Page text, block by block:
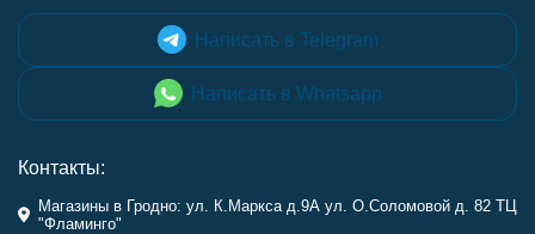
Написать в Telegram
Написать в Whatsapp
Контакты:
Магазины в Гродно: ул. К.Маркса д.9А ул. О.Соломовой д. 82 ТЦ
"Фламинго"